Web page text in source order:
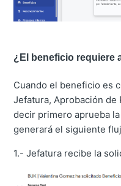
¿El beneficio requiere
Cuando el beneficio es
Jefatura, Aprobación de
decir primero aprueba
generará el siguiente
1.- Jefatura recibe la